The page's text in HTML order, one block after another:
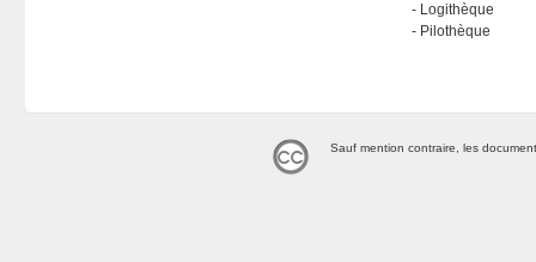
Logithèque
Pilothèque
Sauf mention contraire, les